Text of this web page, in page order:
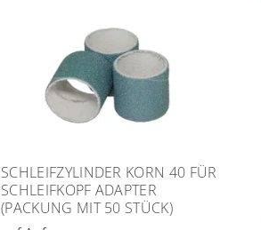
SCHLEIFZYLINDER KORN 40 FÜR
SCHLEIFKOPF ADAPTER
(PACKUNG MIT 50 STÜCK)